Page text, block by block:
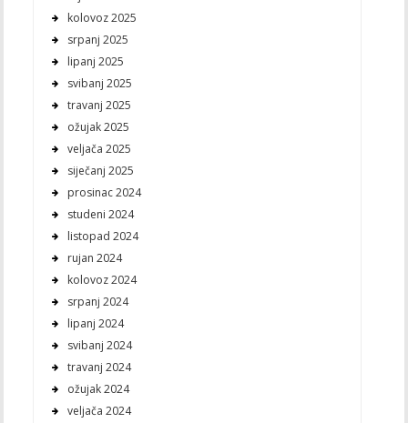
kolovoz 2025
srpanj 2025
lipanj 2025
svibanj 2025
travanj 2025
ožujak 2025
veljača 2025
siječanj 2025
prosinac 2024
studeni 2024
listopad 2024
rujan 2024
kolovoz 2024
srpanj 2024
lipanj 2024
svibanj 2024
travanj 2024
ožujak 2024
veljača 2024